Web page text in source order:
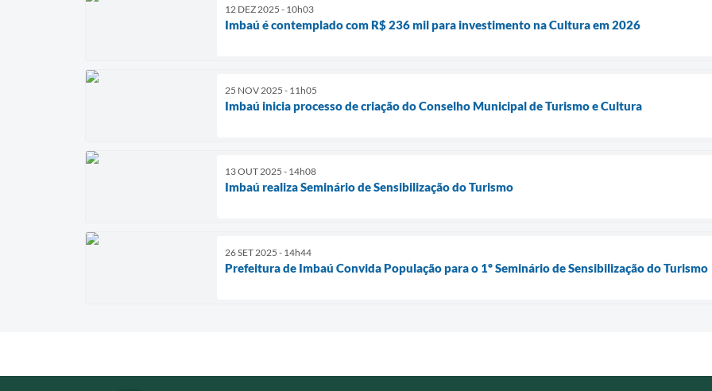
12 DEZ 2025 - 10h03
Imbaú é contemplado com R$ 236 mil para investimento na Cultura em 2026
25 NOV 2025 - 11h05
Imbaú inicia processo de criação do Conselho Municipal de Turismo e Cultura
13 OUT 2025 - 14h08
Imbaú realiza Seminário de Sensibilização do Turismo
26 SET 2025 - 14h44
Prefeitura de Imbaú Convida População para o 1º Seminário de Sensibilização do Turismo